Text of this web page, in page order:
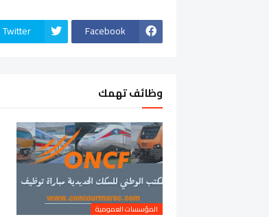
Facebook
Twitter
وظائف تهمك
المؤسسات العمومية